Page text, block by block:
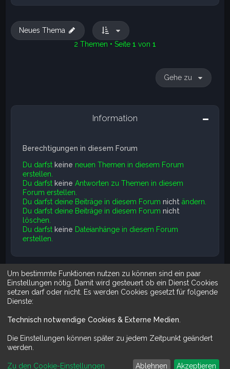
Neues Thema
2 Themen • Seite 1 von 1
Gehe zu
Information
Berechtigungen in diesem Forum
Du darfstkeine neuen Themen in diesem Forum
erstellen.
Du darfstkeine Antworten zu Themen in diesem
Forum erstellen.
Du darfst deine Beiträge in diesem Forumnicht ändern.
Du darfst deine Beiträge in diesem Forumnicht
löschen.
Du darfstkeine Dateianhänge in diesem Forum
erstellen.
SucheErweiterte Suche
Mit Do It Yourself sparst du Geld und schaffst zugleich was dir
Powered byphpBB™
Um bestimmte Funktionen nutzen zu können sind ein paar
Einstellungen nötig. Damit wird gesteuert ob ein Dienst Cookies
setzen darf oder nicht. Es werden Cookies gesetzt für folgende
Dienste:
Technisch notwendige Cookies & Externe Medien
Die Einstellungen können später zu jedem Zeitpunkt geändert
werden.
Zu den Cookie-Einstellungen Ablehnen Akzeptieren